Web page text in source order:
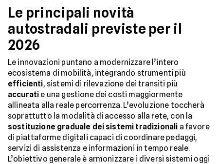
Le principali novità
autostradali previste per il
2026
Le innovazioni puntano a modernizzare l’intero
ecosistema di mobilità, integrando strumenti più
efficienti, sistemi di rilevazione dei transiti più
accurati e una gestione dei costi maggiormente
allineata alla reale percorrenza. L’evoluzione toccherà
soprattutto la modalità di accesso alla rete, con la
sostituzione graduale dei sistemi tradizionali a favore
di piattaforme digitali capaci di coordinare pedaggi,
servizi di assistenza e informazioni in tempo reale.
L’obiettivo generale è armonizzare i diversi sistemi oggi